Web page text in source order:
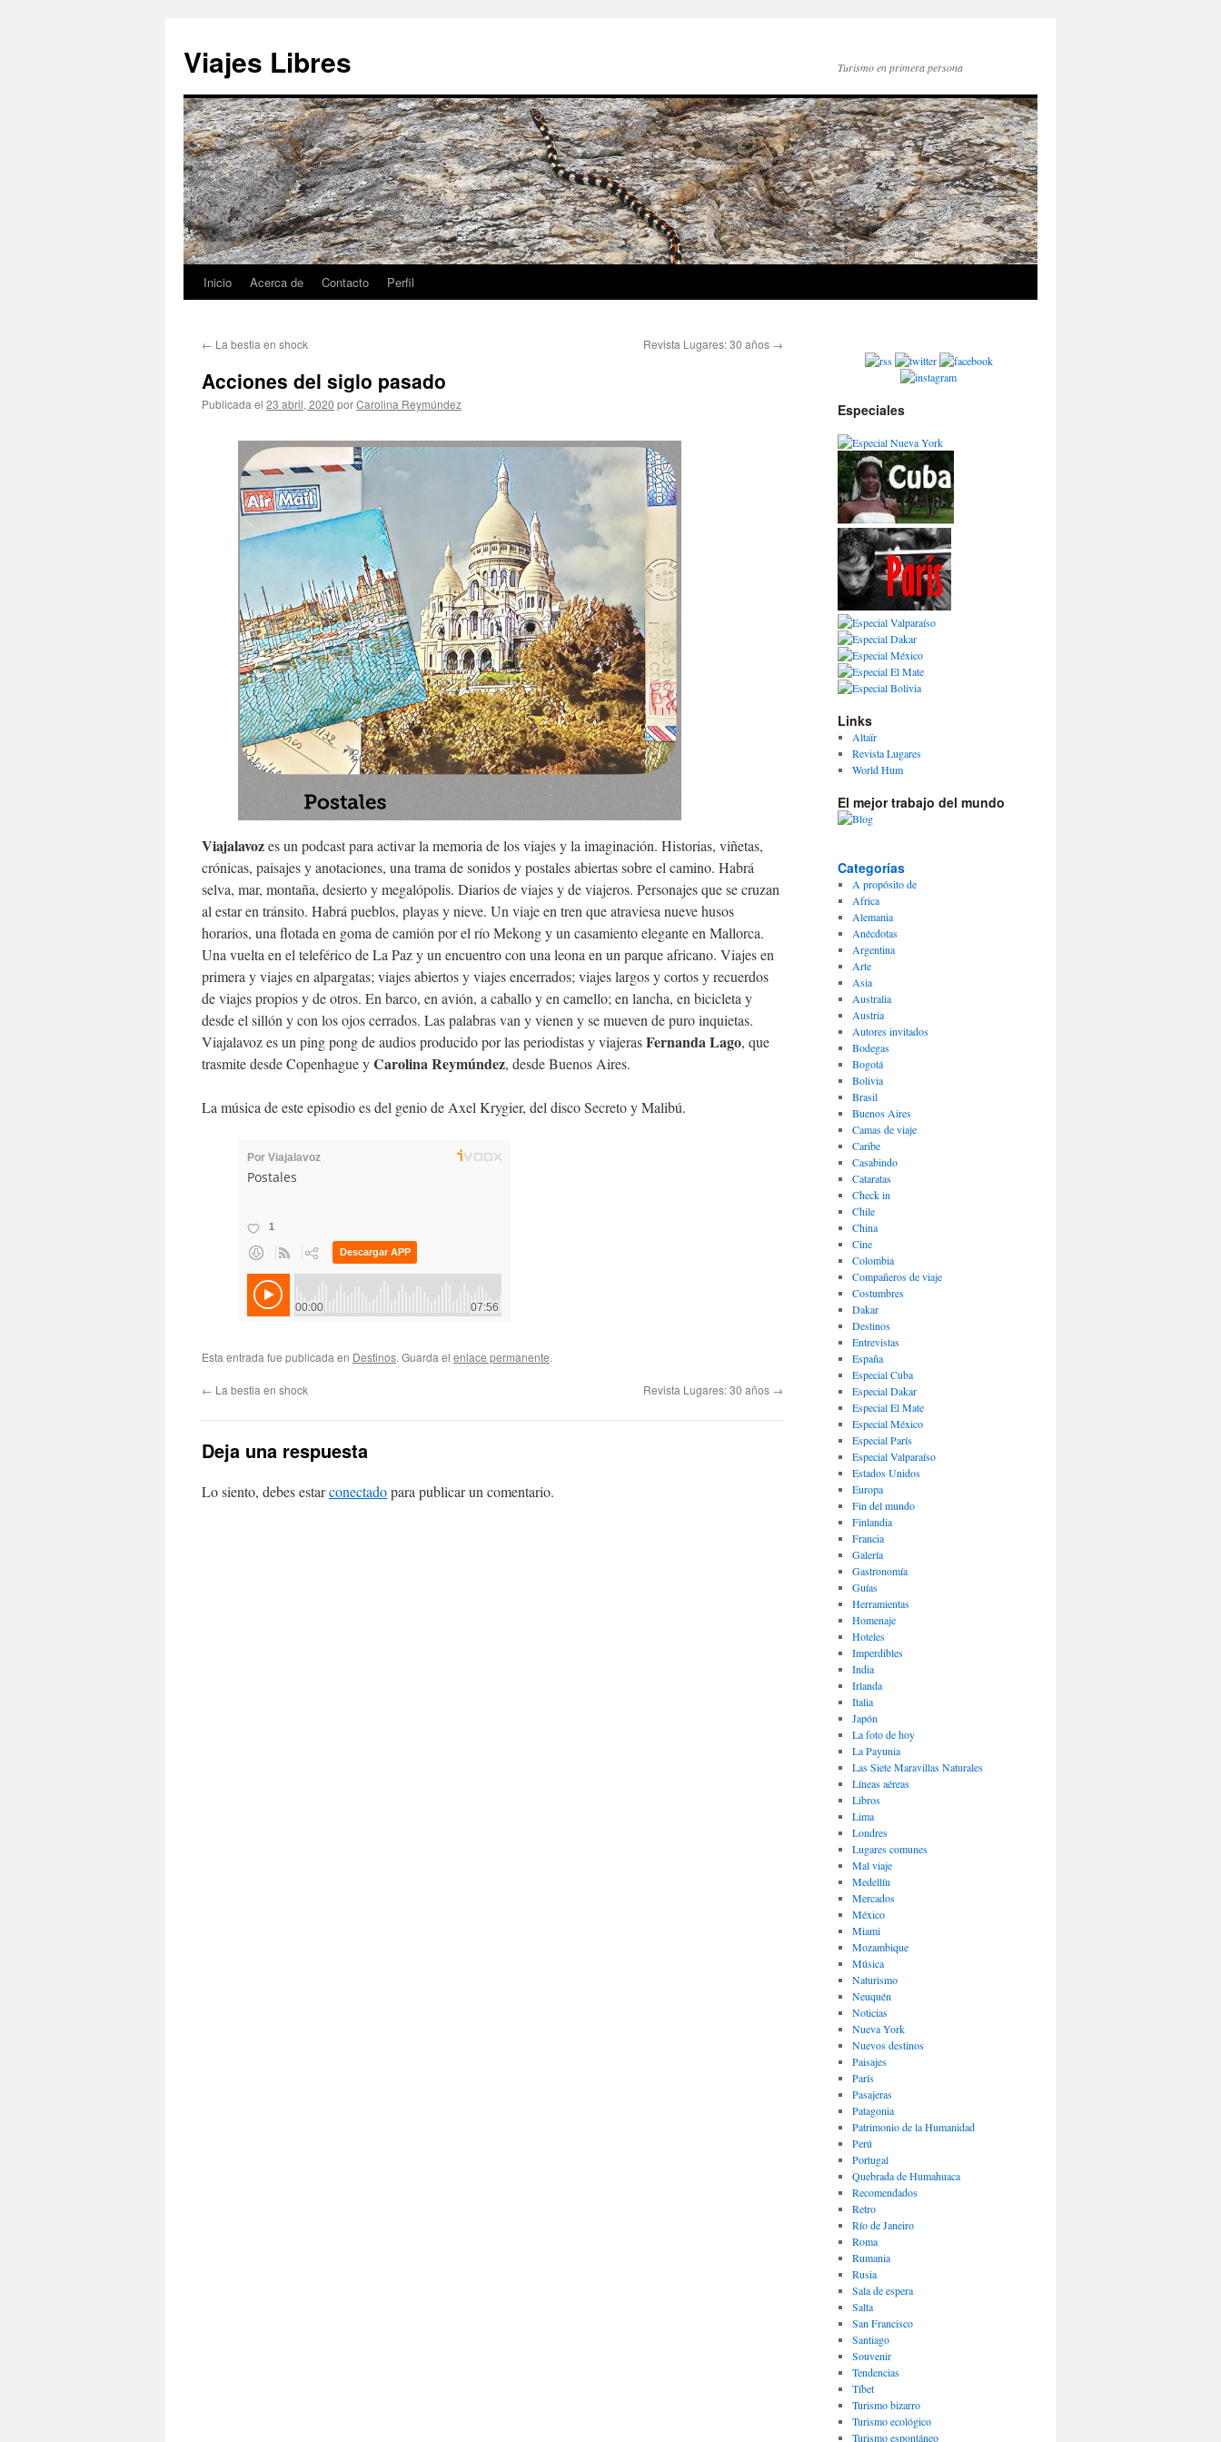
contenido
Viajes Libres Turismo en primera persona
Inicio Acerca de Contacto Perfil
← La bestia en shock Revista Lugares: 30 años →
Acciones del siglo pasado
Publicada el 23 abril, 2020 porCarolina Reymúndez
Viajalavozes un podcast para activar la memoria de los viajes y la imaginación. Historias, viñetas,
crónicas, paisajes y anotaciones, una trama de sonidos y postales abiertas sobre el camino. Habrá
selva, mar, montaña, desierto y megalópolis. Diarios de viajes y de viajeros. Personajes que se cruzan
al estar en tránsito. Habrá pueblos, playas y nieve. Un viaje en tren que atraviesa nueve husos
horarios, una flotada en goma de camión por el río Mekong y un casamiento elegante en Mallorca.
Una vuelta en el teleférico de La Paz y un encuentro con una leona en un parque africano. Viajes en
primera y viajes en alpargatas; viajes abiertos y viajes encerrados; viajes largos y cortos y recuerdos
de viajes propios y de otros. En barco, en avión, a caballo y en camello; en lancha, en bicicleta y
desde el sillón y con los ojos cerrados. Las palabras van y vienen y se mueven de puro inquietas.
Viajalavoz es un ping pong de audios producido por las periodistas y viajerasFernanda Lago, que
trasmite desde Copenhague yCarolina Reymúndez, desde Buenos Aires.
La música de este episodio es del genio de Axel Krygier, del disco Secreto y Malibú.
Esta entrada fue publicada en Destinos. Guarda el enlace permanente.
← La bestia en shock Revista Lugares: 30 años →
Deja una respuesta
Lo siento, debes estarconectadopara publicar un comentario.
Especiales
Links
Altaïr
Revista Lugares
World Hum
El mejor trabajo del mundo
Categorías
A propósito de
Africa
Alemania
Anécdotas
Argentina
Arte
Asia
Australia
Austria
Autores invitados
Bodegas
Bogotá
Bolivia
Brasil
Buenos Aires
Camas de viaje
Caribe
Casabindo
Cataratas
Check in
Chile
China
Cine
Colombia
Compañeros de viaje
Costumbres
Dakar
Destinos
Entrevistas
España
Especial Cuba
Especial Dakar
Especial El Mate
Especial México
Especial París
Especial Valparaíso
Estados Unidos
Europa
Fin del mundo
Finlandia
Francia
Galería
Gastronomí­a
Guías
Herramientas
Homenaje
Hoteles
Imperdibles
India
Irlanda
Italia
Japón
La foto de hoy
La Payunia
Las Siete Maravillas Naturales
Lí­neas aéreas
Libros
Lima
Londres
Lugares comunes
Mal viaje
Medellín
Mercados
México
Miami
Mozambique
Música
Naturismo
Neuquén
Noticias
Nueva York
Nuevos destinos
Paisajes
Parí­s
Pasajeras
Patagonia
Patrimonio de la Humanidad
Perú
Portugal
Quebrada de Humahuaca
Recomendados
Retro
Río de Janeiro
Roma
Rumania
Rusia
Sala de espera
Salta
San Francisco
Santiago
Souvenir
Tendencias
Tíbet
Turismo bizarro
Turismo ecológico
Turismo espontáneo